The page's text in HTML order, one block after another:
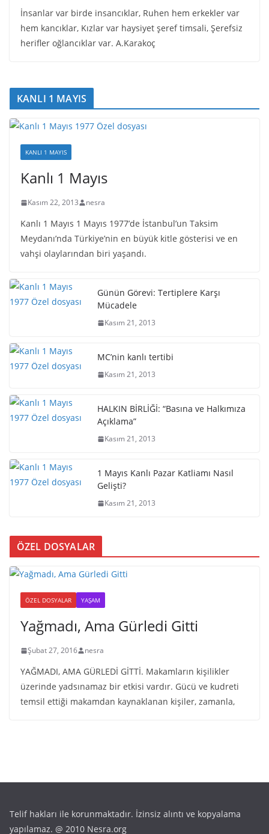
İnsanlar var birde insancıklar, Ruhen hem erkekler var
hem kancıklar, Kızlar var haysiyet şeref timsali, Şerefsiz
herifler oğlancıklar var. A.Karakoç
KANLI 1 MAYIS
KANLI 1 MAYIS
Kanlı 1 Mayıs
Kasım 22, 2013 nesra
Kanlı 1 Mayıs 1 Mayıs 1977’de İstanbul’un Taksim
Meydanı’nda Türkiye’nin en büyük kitle gösterisi ve en
vahşi olaylarından biri yaşandı.
Günün Görevi: Tertiplere Karşı
Mücadele
Kasım 21, 2013
MC’nin kanlı tertibi
Kasım 21, 2013
HALKIN BİRLİĞİ: “Basına ve Halkımıza
Açıklama”
Kasım 21, 2013
1 Mayıs Kanlı Pazar Katliamı Nasıl
Gelişti?
Kasım 21, 2013
ÖZEL DOSYALAR
ÖZEL DOSYALAR YAŞAM
Yağmadı, Ama Gürledi Gitti
Şubat 27, 2016 nesra
YAĞMADI, AMA GÜRLEDİ GİTTİ. Makamların kişilikler
üzerinde yadsınamaz bir etkisi vardır. Gücü ve kudreti
temsil ettiği makamdan kaynaklanan kişiler, zamanla,
Telif hakları ile korunmaktadır. İzinsiz alıntı ve kopyalama
yapılamaz. @ 2010 Nesra.org